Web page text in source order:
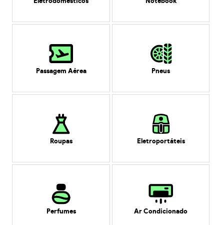
Passagem Aérea Pneus
Roupas Eletroportáteis
Perfumes Ar Condicionado